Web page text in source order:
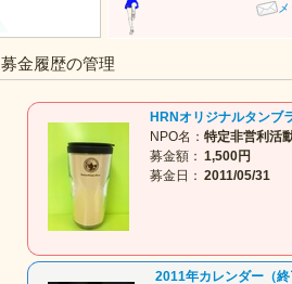
募金履歴の管理
HRNオリジナルタンブ
NPO名： 特定非営利活
募金額： 1,500円
募金日： 2011/05/31
2011年カレンダー（